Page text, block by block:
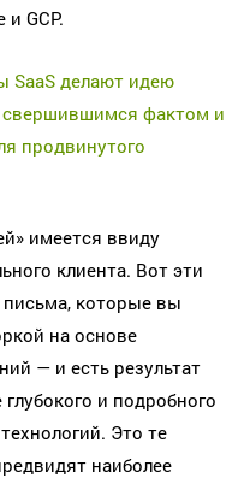
GCP.
SaaS делают идею
свершившимся фактом и
продвинутого
имеется ввиду
клиента. Вот эти
которые вы
на основе
— и есть результат
и подробного
Это те
наиболее